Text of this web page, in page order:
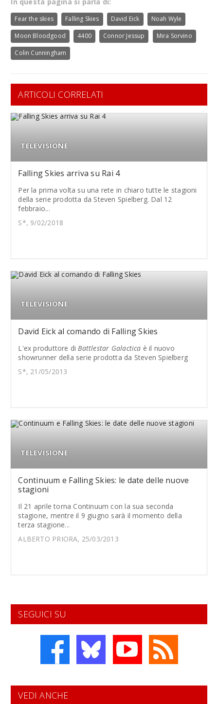
Fear the skies Falling Skies David Eick Noah Wyle
Moon Bloodgood 4400 Connor Jessup Mira Sorvino
Colin Cunningham
ARTICOLI CORRELATI
TELEVISIONE
Falling Skies arriva su Rai 4
Per la prima volta su una rete in chiaro tutte le stagioni
della serie prodotta da Steven Spielberg. Dal 12
febbraio...
S*, 9/02/2018
TELEVISIONE
David Eick al comando di Falling Skies
L'ex produttore diBattlestar Galactica è il nuovo
showrunner della serie prodotta da Steven Spielberg
S*, 21/05/2013
TELEVISIONE
Continuum e Falling Skies: le date delle nuove
stagioni
Il 21 aprile torna Continuum con la sua seconda
stagione, mentre il 9 giugno sarà il momento della
terza stagione...
ALBERTO PRIORA, 25/03/2013
SEGUICI SU
VEDI ANCHE